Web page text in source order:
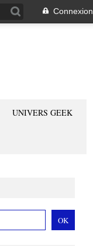
Connexion
UNIVERS GEEK